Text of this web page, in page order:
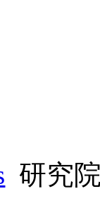
研究